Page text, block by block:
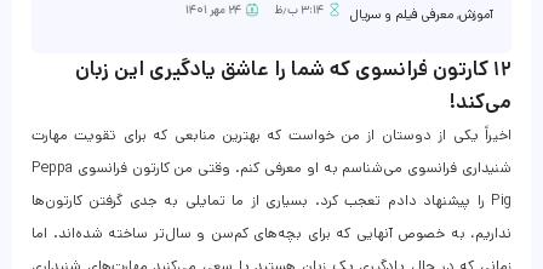
آموزش,معرفی فیلم و سریال ۳:۱۴ ب٫ظ ۲۴ مهر ۱۴۰۱
۱۲ کارتون فرانسوی که شما را عاشق یادگیری این زبان
می‌کند!
اخیراً یکی از دوستان از من خواست که بهترین منابعی که برای تقویت مهارت
شنیداری فرانسوی می‌شناسم به او معرفی کنم. وقتی من کارتون فرانسوی Peppa
Pig را پیشنهاد دادم تعجب کرد. بسیاری از ما تمایلی به جدی گرفتن کارتون‌ها
نداریم، به خصوص آنهایی که برای بچه‌های کم‌سن و سال‌تر ساخته شده‌اند. اما